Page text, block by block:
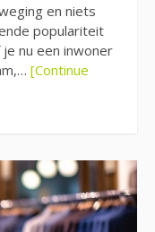
en niets
populariteit
nu een inwoner
[Continue